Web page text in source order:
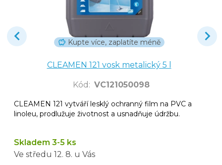
Kupte více, zaplatíte méně
CLEAMEN 121 vosk metalický 5 l
Kód : VC121050098
CLEAMEN 121 vytváří lesklý ochranný film na PVC a
linoleu, prodlužuje životnost a usnadňuje údržbu.
Skladem 3-5 ks
Ve středu 12. 8. u Vás